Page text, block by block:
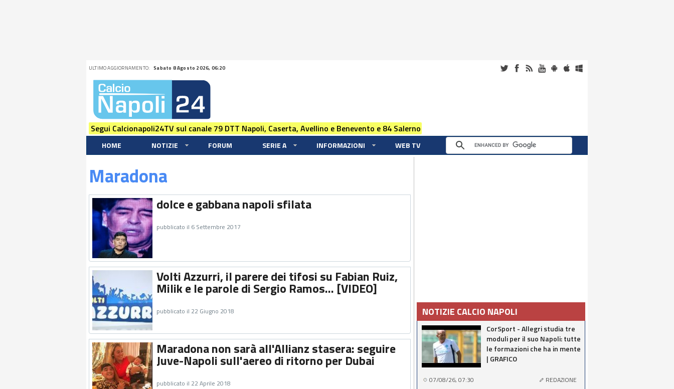
ULTIMO AGGIORNAMENTO: Sabato 8 Agosto 2026, 06:20
Segui Calcionapoli24TV sul canale 79 DTT Napoli, Caserta, Avellino e Benevento e 84 Salerno
HOME NOTIZIE FORUM SERIE A INFORMAZIONI WEB TV
Maradona
dolce e gabbana napoli sfilata
pubblicato il 6 Settembre 2017
Volti Azzurri, il parere dei tifosi su Fabian Ruiz,
Milik e le parole di Sergio Ramos... [VIDEO]
pubblicato il 22 Giugno 2018
Maradona non sarà all'Allianz stasera: seguire
Juve-Napoli sull'aereo di ritorno per Dubai
pubblicato il 22 Aprile 2018
NOTIZIE CALCIO NAPOLI
CorSport - Allegri studia tre
moduli per il suo Napoli: tutte
le formazioni che ha in mente
| GRAFICO
07/08/26, 07:30 REDAZIONE